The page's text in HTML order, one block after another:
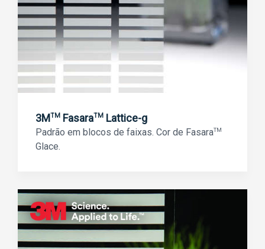
3MTM FasaraTM Lattice-g
Padrão em blocos de faixas. Cor de FasaraTM
Glace.